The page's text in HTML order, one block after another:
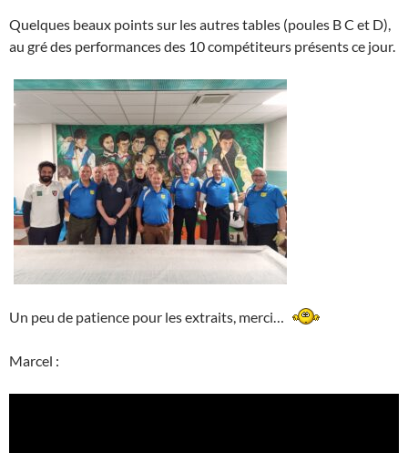
Quelques beaux points sur les autres tables (poules B C et D),
au gré des performances des 10 compétiteurs présents ce jour.
Un peu de patience pour les extraits, merci…
Marcel :